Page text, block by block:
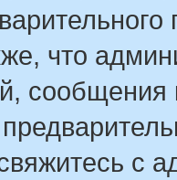
что
с